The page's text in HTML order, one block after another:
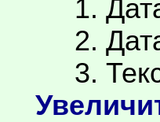
1. Дата
2. Дата
3.